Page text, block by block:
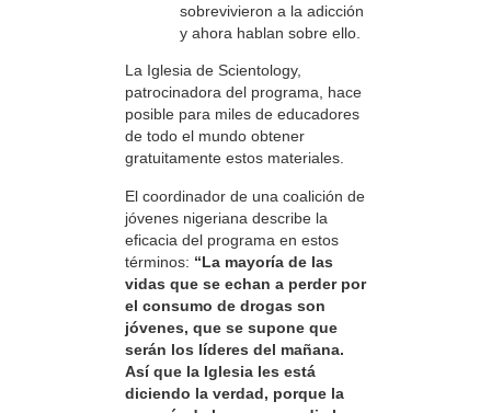
sobrevivieron a la adicción
y ahora hablan sobre ello.
La Iglesia de Scientology,
patrocinadora del programa, hace
posible para miles de educadores
de todo el mundo obtener
gratuitamente estos materiales.
El coordinador de una coalición de
jóvenes nigeriana describe la
eficacia del programa en estos
términos: “La mayoría de las
vidas que se echan a perder por
el consumo de drogas son
jóvenes, que se supone que
serán los líderes del mañana.
Así que la Iglesia les está
diciendo la verdad, porque la